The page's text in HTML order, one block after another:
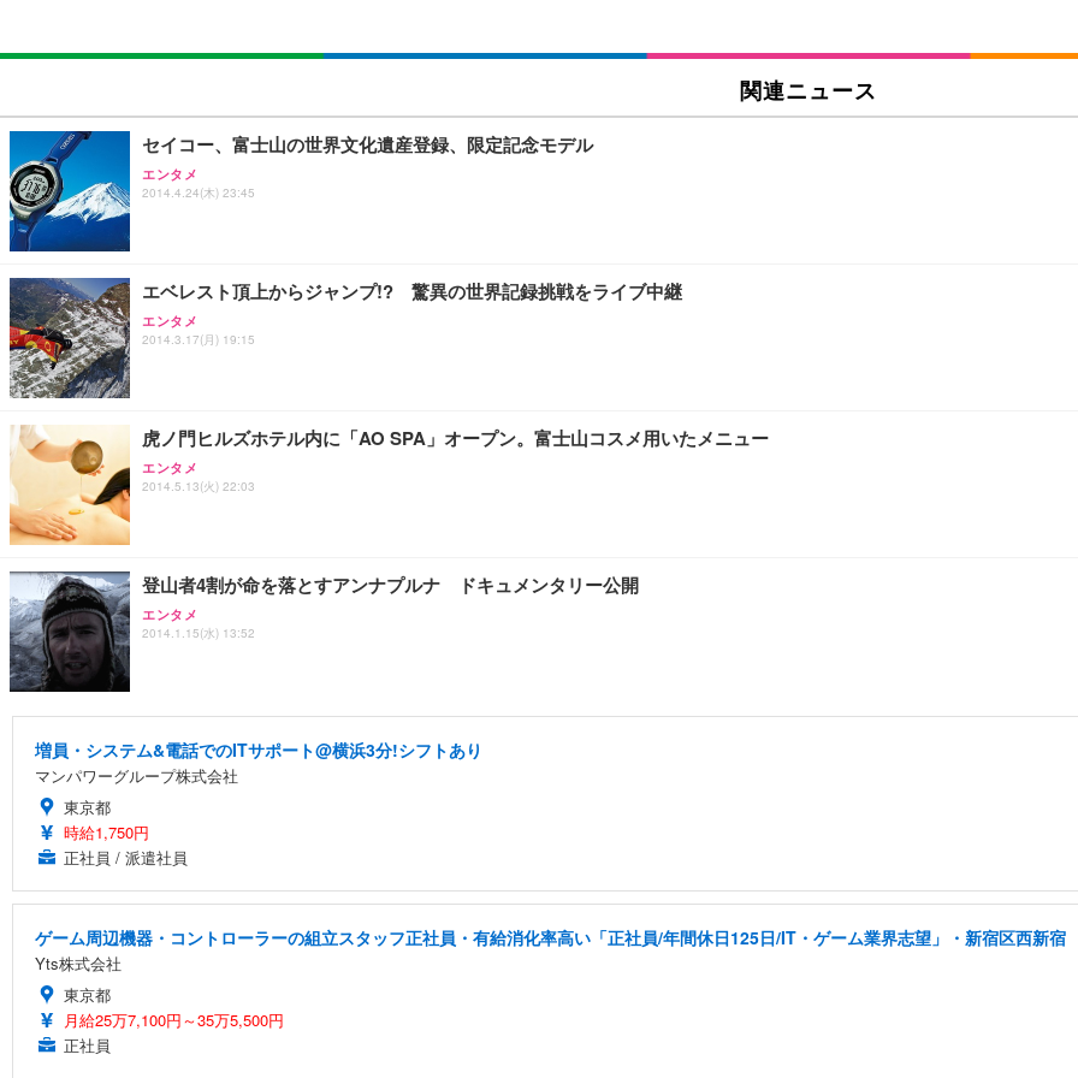
関連ニュース
セイコー、富士山の世界文化遺産登録、限定記念モデル
エンタメ
2014.4.24(木) 23:45
エベレスト頂上からジャンプ!? 驚異の世界記録挑戦をライブ中継
エンタメ
2014.3.17(月) 19:15
虎ノ門ヒルズホテル内に「AO SPA」オープン。富士山コスメ用いたメニュー
エンタメ
2014.5.13(火) 22:03
登山者4割が命を落とすアンナプルナ ドキュメンタリー公開
エンタメ
2014.1.15(水) 13:52
増員・システム&電話でのITサポート@横浜3分!シフトあり
マンパワーグループ株式会社
東京都
時給1,750円
正社員 / 派遣社員
ゲーム周辺機器・コントローラーの組立スタッフ正社員・有給消化率高い「正社員/年間休日125日/IT・ゲーム業界志望」・新宿区西新宿
Yts株式会社
東京都
月給25万7,100円～35万5,500円
正社員